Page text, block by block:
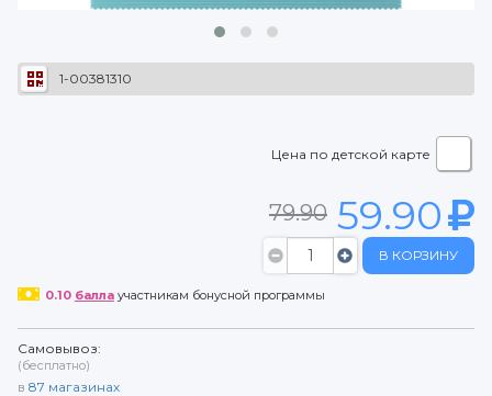
1-00381310
Цена по детской карте
79.90 59.90
В КОРЗИНУ
0.10 баллаучастникам бонусной программы
Самовывоз:
(бесплатно)
в 87 магазинах